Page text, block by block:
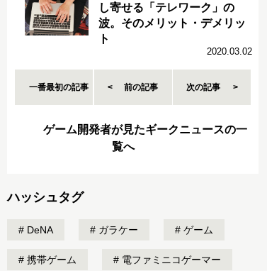
し寄せる「テレワーク」の
波。そのメリット・デメリッ
ト
2020.03.02
一番最初の記事 前の記事 次の記事
ゲーム開発者が見たギークニュースの一
覧へ
ハッシュタグ
DeNA ガラケー ゲーム
携帯ゲーム 電ファミニコゲーマー